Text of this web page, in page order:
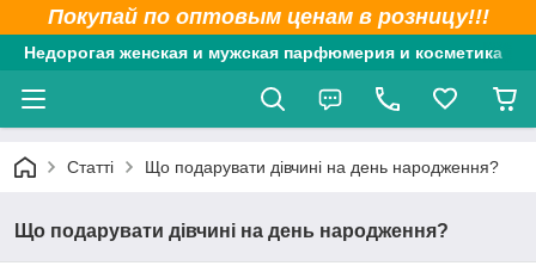
Покупай по оптовым ценам в розницу!!!
Недорогая женская и мужская парфюмерия и косметика
Статті Що подарувати дівчині на день народження?
Що подарувати дівчині на день народження?